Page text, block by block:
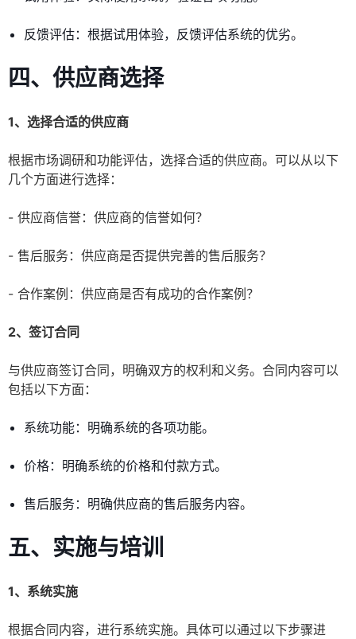
反馈评估：根据试用体验，反馈评估系统的优劣。
四、供应商选择
1、选择合适的供应商
根据市场调研和功能评估，选择合适的供应商。可以从以下
几个方面进行选择：
- 供应商信誉：供应商的信誉如何？
- 售后服务：供应商是否提供完善的售后服务？
- 合作案例：供应商是否有成功的合作案例？
2、签订合同
与供应商签订合同，明确双方的权利和义务。合同内容可以
包括以下方面：
系统功能：明确系统的各项功能。
价格：明确系统的价格和付款方式。
售后服务：明确供应商的售后服务内容。
五、实施与培训
1、系统实施
根据合同内容，进行系统实施。具体可以通过以下步骤进